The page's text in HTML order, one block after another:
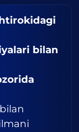
bilan